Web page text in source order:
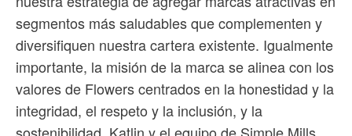
segmentos más saludables que complementen y
diversifiquen nuestra cartera existente. Igualmente
importante, la misión de la marca se alinea con los
valores de Flowers centrados en la honestidad y la
integridad, el respeto y la inclusión, y la
sostenibilidad. Katlin y el equipo de Simple Mills